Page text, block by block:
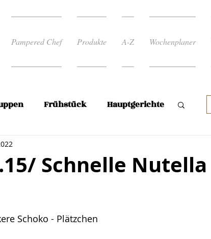
Pampered Chef Produkte A-Z Wochenplaner
Frühstück Hauptgerichte
Schnelle Nutella
Schoko - Plätzchen